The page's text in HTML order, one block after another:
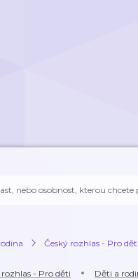
Český rozhlas - Pro děti
rozhlas - Pro děti Děti a